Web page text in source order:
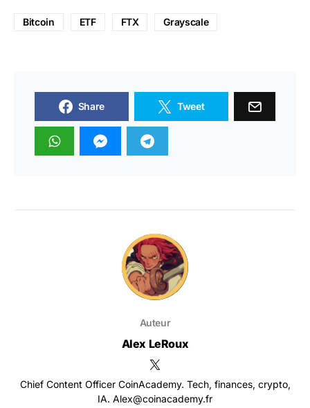
Bitcoin ETF FTX Grayscale
Share Tweet
Auteur
Alex LeRoux
Chief Content Officer CoinAcademy. Tech, finances, crypto,
IA. Alex@coinacademy.fr